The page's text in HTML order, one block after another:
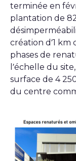
terminée en
plantation de
création d’1 km
phases de
l’échelle du
surface de 4
du centre